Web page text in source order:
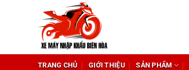
TRANG CHỦ GIỚI THIỆU SẢN PHẨM